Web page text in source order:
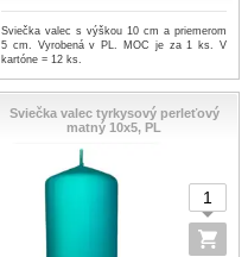
Sviečka valec s výškou 10 cm a priemerom
5 cm. Vyrobená v PL. MOC je za 1 ks. V
kartóne = 12 ks.
Sviečka valec tyrkysový perleťový
matný 10x5, PL